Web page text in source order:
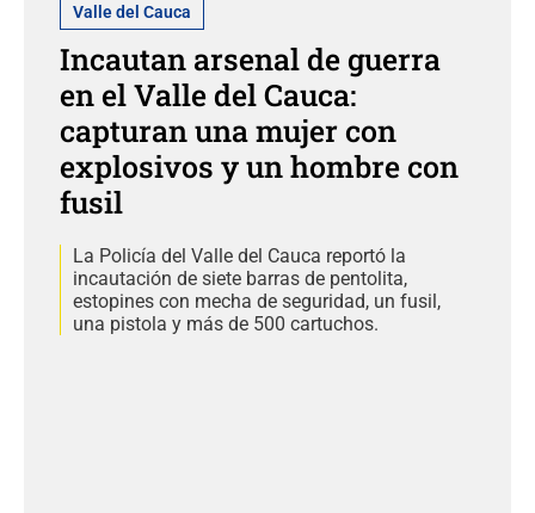
Valle del Cauca
Incautan arsenal de guerra
en el Valle del Cauca:
capturan una mujer con
explosivos y un hombre con
fusil
La Policía del Valle del Cauca reportó la
incautación de siete barras de pentolita,
estopines con mecha de seguridad, un fusil,
una pistola y más de 500 cartuchos.